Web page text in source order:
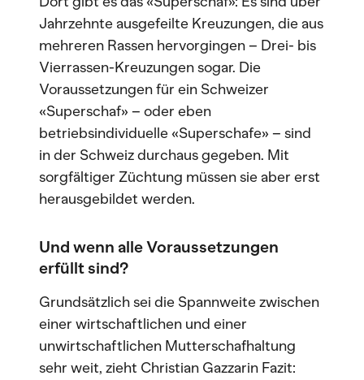
Jahrzehnte ausgefeilte Kreuzungen, die aus
mehreren Rassen hervorgingen – Drei- bis
Vierrassen-Kreuzungen sogar. Die
Voraussetzungen für ein Schweizer
«Superschaf» – oder eben
betriebsindividuelle «Superschafe» – sind
in der Schweiz durchaus gegeben. Mit
sorgfältiger Züchtung müssen sie aber erst
herausgebildet werden.
Und wenn alle Voraussetzungen
erfüllt sind?
Grundsätzlich sei die Spannweite zwischen
einer wirtschaftlichen und einer
unwirtschaftlichen Mutterschafhaltung
sehr weit, zieht Christian Gazzarin Fazit: